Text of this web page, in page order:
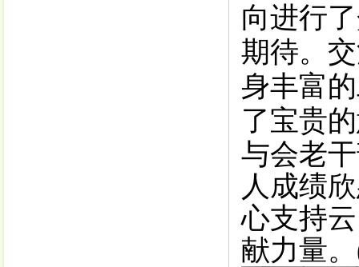
向进行
期待。
身丰富
了宝贵
与会老
人成绩
心支持
献力量。